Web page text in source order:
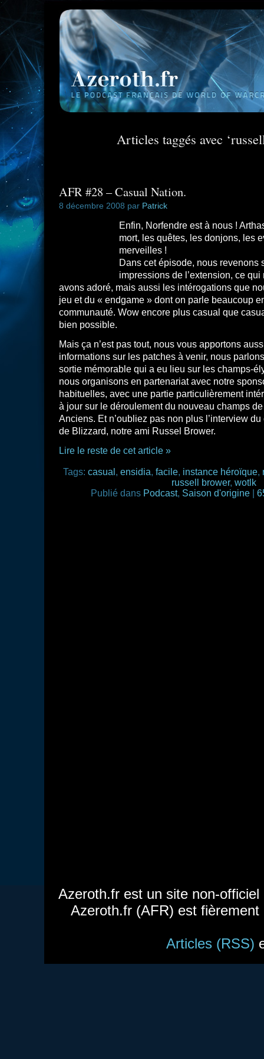
Articles taggés avec
AFR #28 – Casual Nation.
8 décembre 2008 par Patrick
Enfin, Norfendre est à nous !
mort, les quêtes, les donjons, les
merveilles !
Dans cet épisode, nous revenons
impressions de l’extension, ce
avons adoré, mais aussi les intérogations que
jeu et du « endgame » dont on parle beaucoup
communauté. Wow encore plus casual que
bien possible.
Mais ça n’est pas tout, nous vous apportons
informations sur les patches à venir, nous
sortie mémorable qui a eu lieu sur les champs-
nous organisons en partenariat avec notre
habituelles, avec une partie particulièrement
à jour sur le déroulement du nouveau champs
Anciens. Et n’oubliez pas non plus l’interview
de Blizzard, notre ami Russel Brower.
Lire le reste de cet article »
Tags: casual , ensidia, facile, instance héroïque,
russell brower, wotlk
Publié dans Podcast, Saison d'origine
Azeroth.fr est un site non-
Azeroth.fr (AFR) est
Articles (RSS)